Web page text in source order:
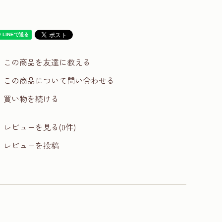
この商品を友達に教える
この商品について問い合わせる
買い物を続ける
レビューを見る(0件)
レビューを投稿